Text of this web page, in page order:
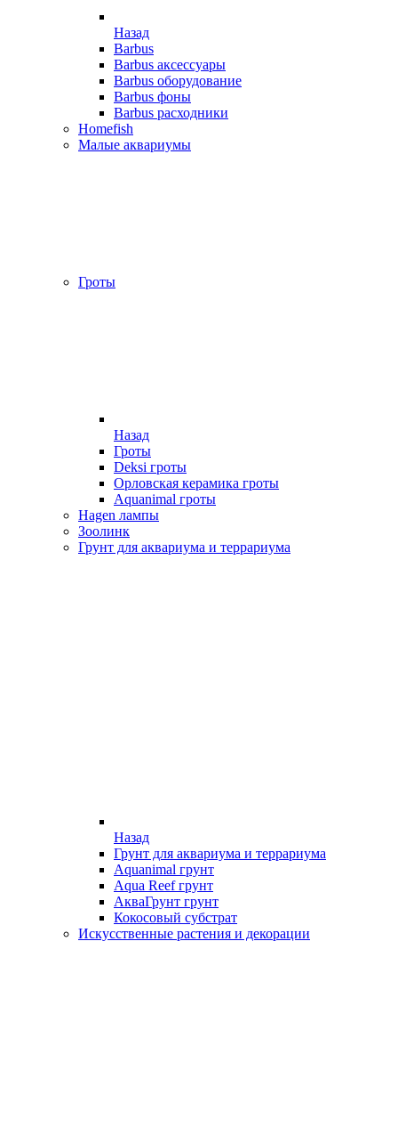
Назад
Barbus
Barbus аксессуары
Barbus оборудование
Barbus фоны
Barbus расходники
Homefish
Малые аквариумы
Гроты
Назад
Гроты
Deksi гроты
Орловская керамика гроты
Aquanimal гроты
Hagen лампы
Зоолинк
Грунт для аквариума и террариума
Назад
Грунт для аквариума и террариума
Aquanimal грунт
Aqua Reef грунт
АкваГрунт грунт
Кокосовый субстрат
Искусственные растения и декорации